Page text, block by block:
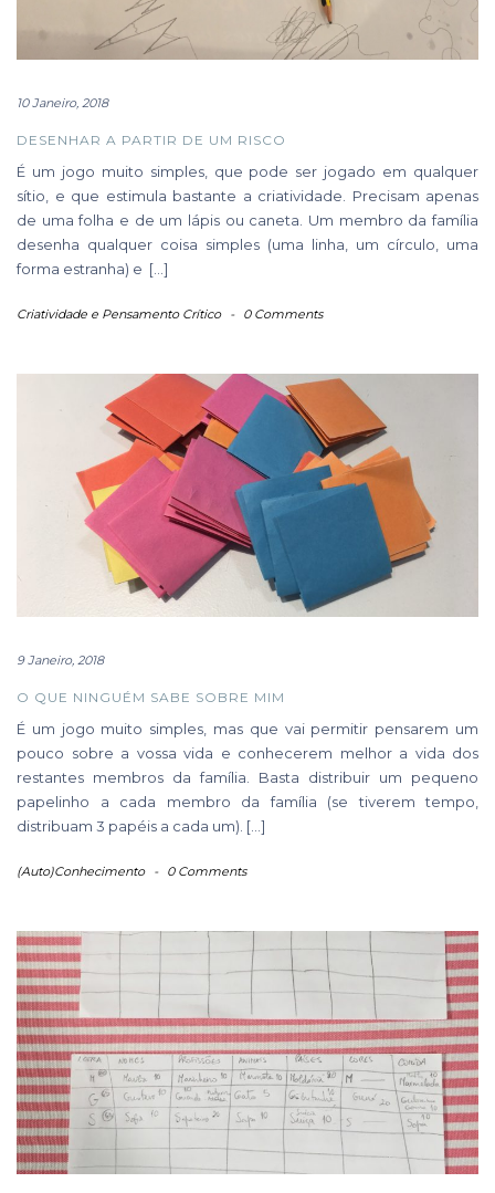
10 Janeiro, 2018
DESENHAR A PARTIR DE UM RISCO
É um jogo muito simples, que pode ser jogado em qualquer
sítio, e que estimula bastante a criatividade. Precisam apenas
de uma folha e de um lápis ou caneta. Um membro da família
desenha qualquer coisa simples (uma linha, um círculo, uma
forma estranha) e […]
Criatividade e Pensamento Crítico - 0 Comments
9 Janeiro, 2018
O QUE NINGUÉM SABE SOBRE MIM
É um jogo muito simples, mas que vai permitir pensarem um
pouco sobre a vossa vida e conhecerem melhor a vida dos
restantes membros da família. Basta distribuir um pequeno
papelinho a cada membro da família (se tiverem tempo,
distribuam 3 papéis a cada um). […]
(Auto)Conhecimento - 0 Comments